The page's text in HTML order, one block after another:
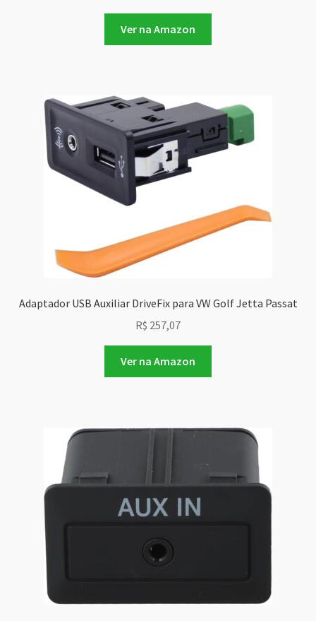
Ver na Amazon
Adaptador USB Auxiliar DriveFix para VW Golf Jetta Passat
R$ 257,07
Ver na Amazon